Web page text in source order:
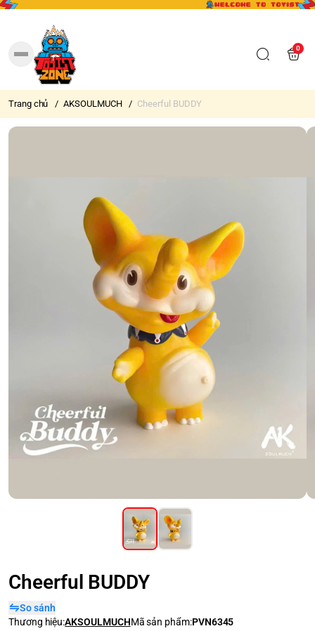
0
Trang chủ / AKSOULMUCH / Cheerful BUDDY
Cheerful BUDDY
So sánh
Thương hiệu:AKSOULMUCHMã sản phẩm:PVN6345